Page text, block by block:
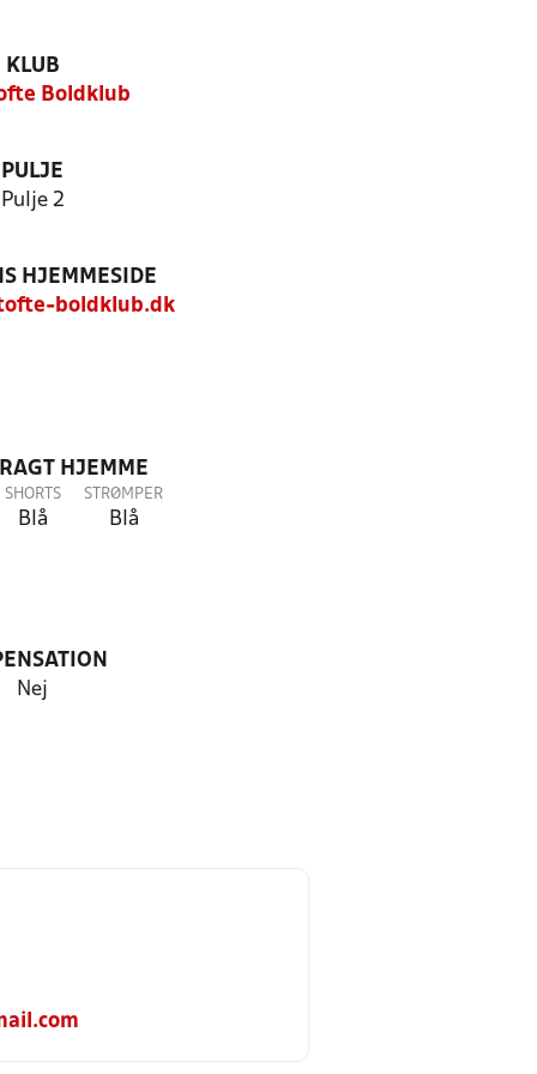
KLUB
Boldklub
PULJE
Pulje 2
HJEMMESIDE
boldklub.dk
HJEMME
SHORTS
Blå
STRØMPER
Blå
Nej